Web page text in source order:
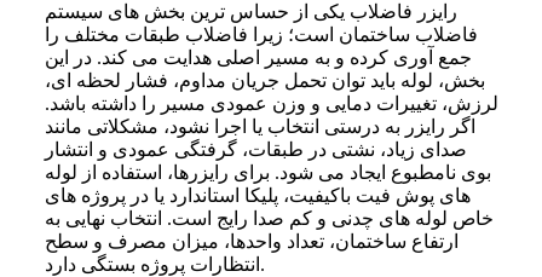
رایزر فاضلاب یکی از حساس ترین بخش های سیستم
فاضلاب ساختمان است؛ زیرا فاضلاب طبقات مختلف را
جمع آوری کرده و به مسیر اصلی هدایت می کند. در این
بخش، لوله باید توان تحمل جریان مداوم، فشار لحظه ای،
لرزش، تغییرات دمایی و وزن عمودی مسیر را داشته باشد.
اگر رایزر به درستی انتخاب یا اجرا نشود، مشکلاتی مانند
صدای زیاد، نشتی در طبقات، گرفتگی عمودی و انتشار
بوی نامطبوع ایجاد می شود. برای رایزرها، استفاده از لوله
های پوش فیت باکیفیت، پلیکا استاندارد یا در پروژه های
خاص لوله های چدنی و کم صدا رایج است. انتخاب نهایی به
ارتفاع ساختمان، تعداد واحدها، میزان مصرف و سطح
انتظارات پروژه بستگی دارد.